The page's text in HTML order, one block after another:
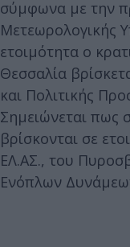
σύμφωνα με την
Μετεωρολογικής
ετοιμότητα ο
Θεσσαλία
και Πολιτικής
Σημειώνεται πως
βρίσκονται σε
ΕΛ.ΑΣ., του
Ενόπλων